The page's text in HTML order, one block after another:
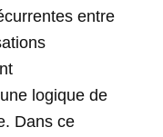
entre
logique de
Dans ce